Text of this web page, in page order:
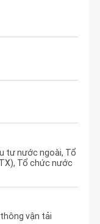
tư nước ngoài, Tổ
Tổ chức nước
vận tải